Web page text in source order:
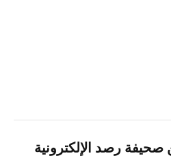
رصد الإلكترونية